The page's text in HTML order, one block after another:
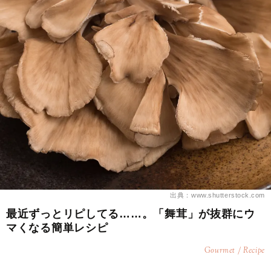
出典：www.shutterstock.com
最近ずっとリピしてる……。「舞茸」が抜群にウ
マくなる簡単レシピ
Gourmet / Recipe